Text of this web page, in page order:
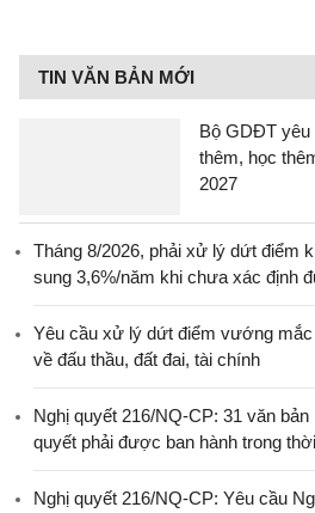
TIN VĂN BẢN MỚI
Bộ GDĐT yêu
thêm, học
2027
Tháng 8/2026, phải xử lý dứt điểm
sung 3,6%/năm khi chưa xác định
Yêu cầu xử lý dứt điểm vướng mắc
về đấu thầu, đất đai, tài chính
Nghị quyết 216/NQ-CP: 31 văn
quyết phải được ban hành trong
Nghị quyết 216/NQ-CP: Yêu cầu